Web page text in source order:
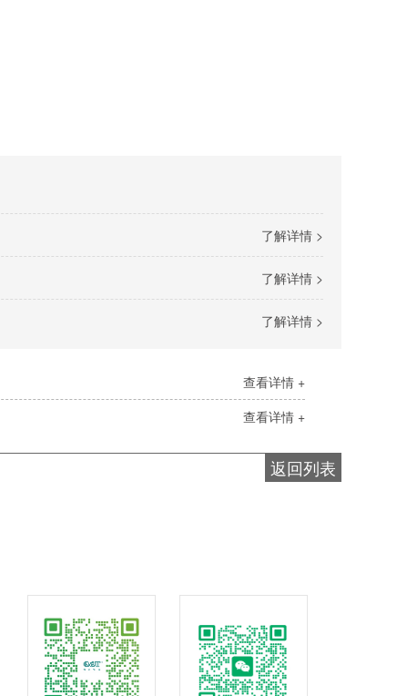
了解详情 >
了解详情 >
了解详情 >
查看详情 +
查看详情 +
返回列表